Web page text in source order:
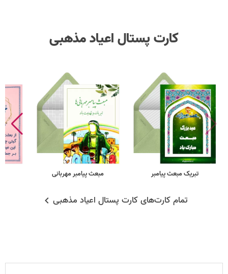
کارت پستال اعیاد مذهبی
تبریک مبعث پیامبر مبعث پیامبر مهربانی
تمام کارت‌های کارت پستال اعیاد مذهبی